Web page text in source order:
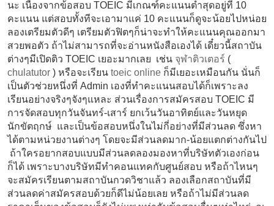
นะ เนื่องจากข้อสอบ TOEIC มีเกณฑ์คะแนนต่ำสุดอยู่ที่ 10
คะแนน แต่สอบทั้งทีจะเอามาแค่ 10 คะแนนก็ดูจะน้อยไปหน่อย
ลองเตรียมตัวดีๆ เตรียมตัวฟิตๆก็น่าจะทำให้คะแนนคุณออกมา
สวยพอตัว ถ้าไม่สามารถที่จะอ่านหนังสือเองได้ เดี๋ยวนี้สถาบัน
ต่างๆมีเปิดติว TOEIC เยอะมากเลย เช่น จุฬาติวเตอร์ (
chulatutor ) หรือจะเรียน toeic online ก็มีเยอะเหมือนกัน นั่นก็
เป็นตัวช่วยหนึ่งที่ Admin เองที่ทำคะแนนสอบได้ก็เพราะลง
เรียนอย่างจริงๆจังๆแหละ ส่วนเรื่องการสมัครสอบ TOEIC มี
การจัดสอบทุกวันจันทร์-เสาร์ ยกเว้นวันอาทิตย์และวันหยุด
นักขัตฤกษ์ และเป็นข้อสอบหนึ่งในไม่กี่อย่างที่มีส่วนลด ซึ่งหา
ได้ตามหน่วยงานต่างๆ โดยจะมีส่วนลดมาก-น้อยแตกต่างกันไป
ถ้าใครอยากสอบแบบมีส่วนลดลองมองหาที่บริษัทตัวเองก่อน
ก็ได้ เพราะบางบริษัทมีทำคอนแทคกับศูนย์สอบ หรือถ้าไหนๆ
จะสมัครเรียนตามสถาบันกวดวิชาแล้ว ลองเลือกสถาบันที่มี
ส่วนลดค่าสมัครสอบด้วยก็ดีไม่น้อยเลย หรือถ้าไม่มีส่วนลด